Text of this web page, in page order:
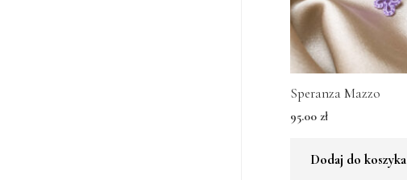
Speranza Mazzo
95.00 zł
Dodaj do koszyka